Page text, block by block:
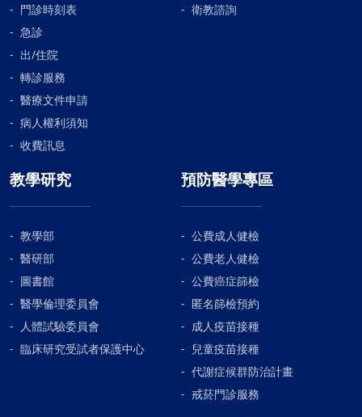
門診時刻表
急診
出/住院
轉診服務
醫療文件申請
病人權利須知
收費訊息
衛教諮詢
教學研究
教學部
醫研部
圖書館
醫學倫理委員會
人體試驗委員會
臨床研究受試者保護中心
預防醫學專區
公費成人健檢
公費老人健檢
公費癌症篩檢
匿名篩檢預約
成人疫苗接種
兒童疫苗接種
代謝症候群防治計畫
戒菸門診服務